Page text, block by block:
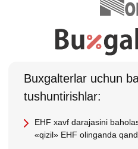
Buхgalterlar uchun
tushuntirishlar:
EHF хavf darajasini
«qizil» EHF olinganda